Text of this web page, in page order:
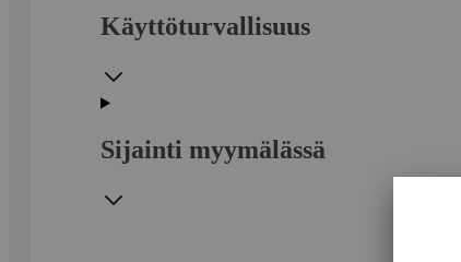
Käyttöturvallisuus
Sijainti myymälässä